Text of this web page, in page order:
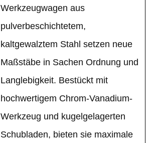
Werkzeugwagen aus
pulverbeschichtetem,
kaltgewalztem Stahl setzen neue
Maßstäbe in Sachen Ordnung und
Langlebigkeit. Bestückt mit
hochwertigem Chrom-Vanadium-
Werkzeug und kugelgelagerten
Schubladen, bieten sie maximale